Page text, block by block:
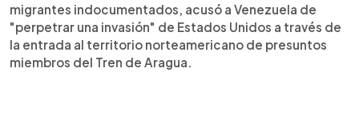
migrantes indocumentados, acusó a Venezuela de
"perpetrar una invasión" de Estados Unidos a través de
la entrada al territorio norteamericano de presuntos
miembros del Tren de Aragua.